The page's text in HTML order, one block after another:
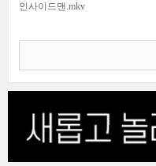
인사이드맨.mkv